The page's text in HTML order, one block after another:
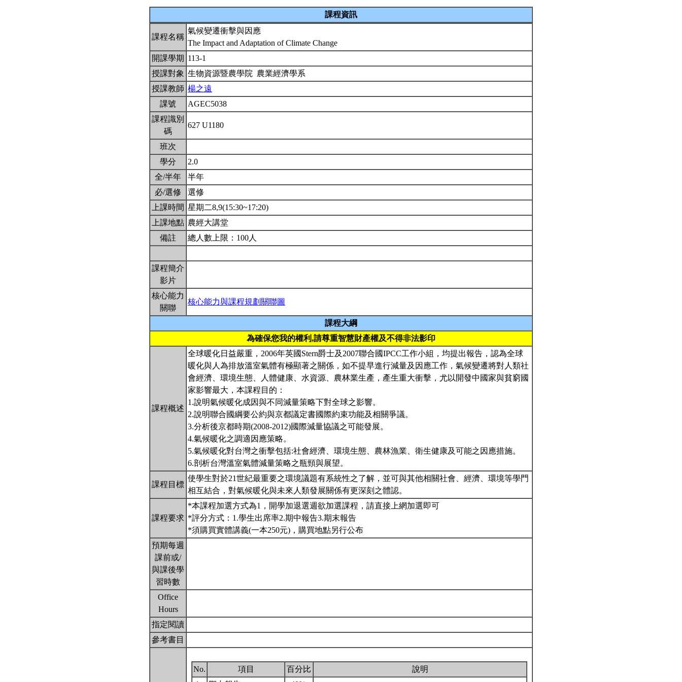
課程資訊
課程名稱
氣候變遷衝擊與因應
The Impact and Adaptation of Climate Change
開課學期 113-1
授課對象 生物資源暨農學院 農業經濟學系
授課教師 楊之遠
課號
AGEC5038
課程識別
碼
627 U1180
班次
學分
2.0
全/半年
半年
必/選修
選修
上課時間 星期二8,9(15:30~17:20)
上課地點 農經大講堂
備註
總人數上限：100人
課程簡介
影片
核心能力
關聯
核心能力與課程規劃關聯圖
課程大綱
為確保您我的權利,請尊重智慧財產權及不得非法影印
課程概述
全球暖化日益嚴重，2006年英國Stern爵士及2007聯合國IPCC工作小組，均提出報告，認為全球
暖化與人為排放溫室氣體有極顯著之關係，如不提早進行減量及因應工作，氣候變遷將對人類社
會經濟、環境生態、人體健康、水資源、農林業生產，產生重大衝擊，尤以開發中國家與貧窮國
家影響最大，本課程目的：
1.說明氣候暖化成因與不同減量策略下對全球之影響。
2.說明聯合國綱要公約與京都議定書國際約束功能及相關爭議。
3.分析後京都時期(2008-2012)國際減量協議之可能發展。
4.氣候暖化之調適因應策略。
5.氣候暖化對台灣之衝擊包括:社會經濟、環境生態、農林漁業、衛生健康及可能之因應措施。
6.剖析台灣溫室氣體減量策略之瓶頸與展望。
課程目標
使學生對於21世紀最重要之環境議題有系統性之了解，並可與其他相關社會、經濟、環境等學門
相互結合，對氣候暖化與未來人類發展關係有更深刻之體認。
課程要求
*本課程加選方式為1，開學加退選週欲加選課程，請直接上網加選即可
*評分方式：1.學生出席率2.期中報告3.期末報告
*須購買實體講義(一本250元)，購買地點另行公布
預期每週
課前或/
與課後學
習時數
Office
Hours
指定閱讀
參考書目
No. 項目 百分比
說明